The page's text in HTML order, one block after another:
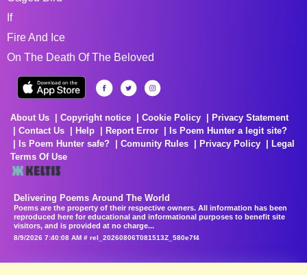
If
Fire And Ice
On The Death Of The Beloved
About Us Copyright notice Cookie Policy
Privacy Statement
Contact Us
Help Report Error
Is Poem Hunter a legit site?
Is Poem Hunter safe?
Comunity Rules Privacy Policy
Legal
Terms Of Use
Delivering Poems Around The World
Poems are the property of their respective owners. All information has been
reproduced here for educational and informational purposes to benefit site
visitors, and is provided at no charge...
8/9/2026 7:40:08 AM # rel_20260806T081513Z_580e7f4